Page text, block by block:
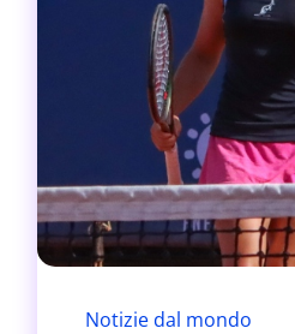
Notizie dal mondo